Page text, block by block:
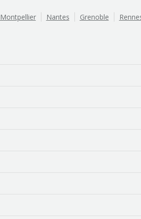
Montpellier Nantes Grenoble